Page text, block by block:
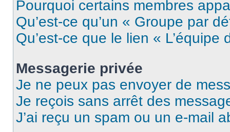
Pourquoi certains membres
Qu’est-ce qu’un « Groupe par
Qu’est-ce que le lien « L’équipe
Messagerie privée
Je ne peux pas envoyer de
Je reçois sans arrêt des
J’ai reçu un spam ou un e-mail